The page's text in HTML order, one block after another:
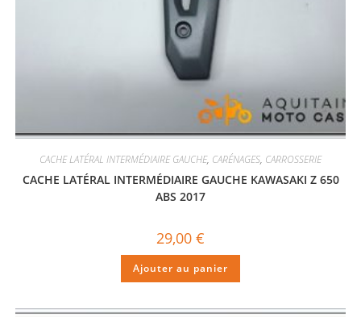
CACHE LATÉRAL INTERMÉDIAIRE GAUCHE, CARÉNAGES, CARROSSERIE
CACHE LATÉRAL INTERMÉDIAIRE GAUCHE KAWASAKI Z 650
ABS 2017
29,00 €
Ajouter au panier